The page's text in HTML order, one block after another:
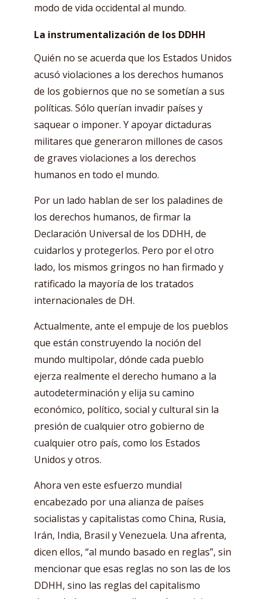
modo de vida occidental al mundo.
La instrumentalización de los DDHH
Quién no se acuerda que los Estados Unidos
acusó violaciones a los derechos humanos
de los gobiernos que no se sometían a sus
políticas. Sólo querían invadir países y
saquear o imponer. Y apoyar dictaduras
militares que generaron millones de casos
de graves violaciones a los derechos
humanos en todo el mundo.
Por un lado hablan de ser los paladines de
los derechos humanos, de firmar la
Declaración Universal de los DDHH, de
cuidarlos y protegerlos. Pero por el otro
lado, los mismos gringos no han firmado y
ratificado la mayoría de los tratados
internacionales de DH.
Actualmente, ante el empuje de los pueblos
que están construyendo la noción del
mundo multipolar, dónde cada pueblo
ejerza realmente el derecho humano a la
autodeterminación y elija su camino
económico, político, social y cultural sin la
presión de cualquier otro gobierno de
cualquier otro país, como los Estados
Unidos y otros.
Ahora ven este esfuerzo mundial
encabezado por una alianza de países
socialistas y capitalistas como China, Rusia,
Irán, India, Brasil y Venezuela. Una afrenta,
dicen ellos, “al mundo basado en reglas”, sin
mencionar que esas reglas no son las de los
DDHH, sino las reglas del capitalismo